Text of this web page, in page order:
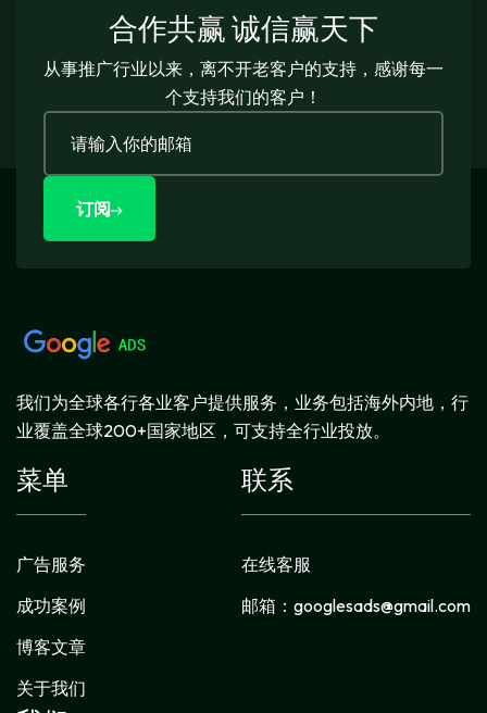
合作共赢 诚信赢天下
从事推广行业以来，离不开老客户的支持，感谢每一
个支持我们的客户！
订阅
我们为全球各行各业客户提供服务，业务包括海外内地，行
业覆盖全球200+国家地区，可支持全行业投放。
菜单
广告服务
成功案例
博客文章
关于我们
联系
在线客服
邮箱： googlesads@gmail.com